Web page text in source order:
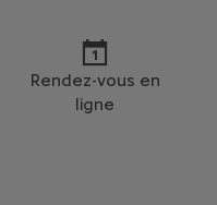
Rendez-vous en
ligne